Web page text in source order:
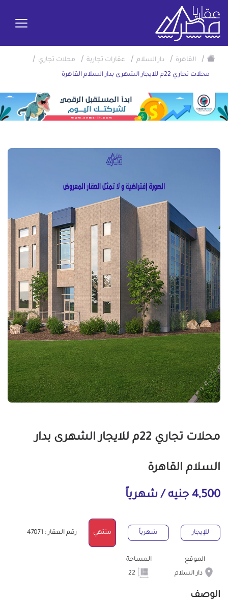
/ القاهرة / دار السلام / عقارات تجارية / محلات تجاري /
محلات تجاري 22م للايجار الشهرى بدار السلام القاهرة
محلات تجاري 22م للايجار الشهرى بدار
السلام القاهرة
4,500 جنيه / شهرياً
للإيجار شهرياً منتهي رقم العقار : 47071
الموقع
دار السلام
المساحة
الوصف